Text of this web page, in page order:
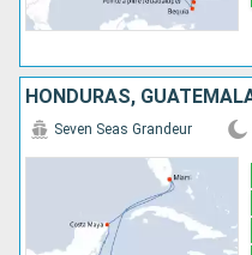
Seven Seas Grandeur